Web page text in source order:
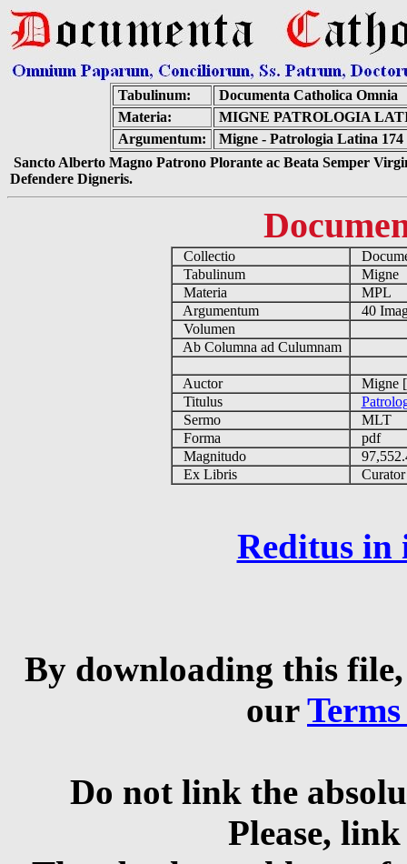
Tabulinum:
Documenta Catholica Omnia
Materia:
MIGNE PATROLOGIA
Argumentum:
Migne - Patrologia Latina
Sancto Alberto Magno Patrono Plorante ac Beata Semper
Defendere Digneris.
Collectio
Tabulinum
Migne
Materia
MPL
Argumentum
40
Volumen
Ab Columna ad Culumnam
Auctor
Migne
Titulus
Sermo
MLT
Forma
pdf
Magnitudo
Ex Libris
Curator
Reditus in
By downloading this
our
Do not link the
Please,